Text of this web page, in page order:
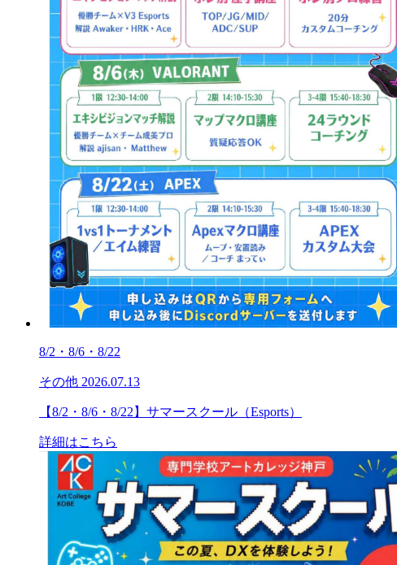
8/2・8/6・8/22
その他 2026.07.13
【8/2・8/6・8/22】サマースクール（Esports）
詳細はこちら